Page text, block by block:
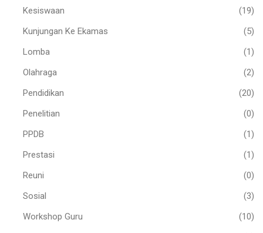
Kesiswaan
(19)
Kunjungan Ke Ekamas
(5)
Lomba
(1)
Olahraga
(2)
Pendidikan
(20)
Penelitian
(0)
PPDB
(1)
Prestasi
(1)
Reuni
(0)
Sosial
(3)
Workshop Guru
(10)